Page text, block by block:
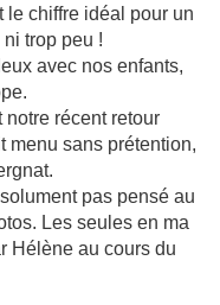
le chiffre idéal pour un
trop peu !
avec nos enfants,
notre récent retour
menu sans prétention,
pas pensé au
Les seules en ma
Hélène au cours du